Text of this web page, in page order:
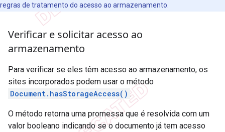
regras de tratamento do acesso ao armazenamento.
Verificar e solicitar acesso ao
armazenamento
Para verificar se eles têm acesso ao armazenamento, os
sites incorporados podem usar o método
Document.hasStorageAccess() .
O método retorna uma promessa que é resolvida com um
valor booleano indicando se o documento já tem acesso